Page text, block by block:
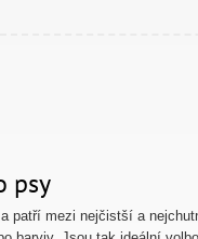
psy
patří mezi nejčistší a